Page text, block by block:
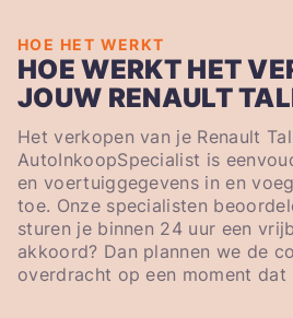
HOE HET WERKT
HOE WERKT HET
JOUW RENAULT
Het verkopen van je Renault
AutoInkoopSpecialist is
en voertuiggegevens in en
toe. Onze specialisten
sturen je binnen 24 uur een
akkoord? Dan plannen we de
overdracht op een moment